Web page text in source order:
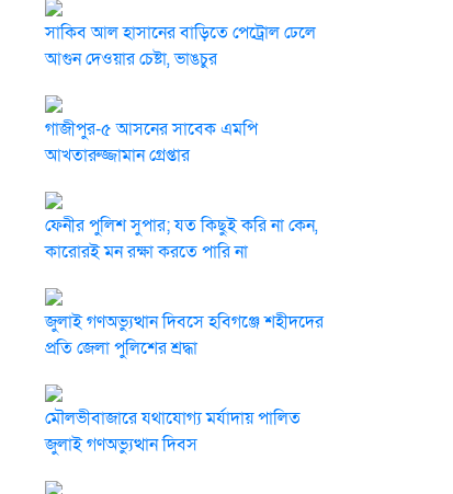
সাকিব আল হাসানের বাড়িতে পেট্রোল ঢেলে
আগুন দেওয়ার চেষ্টা, ভাঙচুর
গাজীপুর-৫ আসনের সাবেক এমপি
আখতারুজ্জামান গ্রেপ্তার
ফেনীর পুলিশ সুপার; যত কিছুই করি না কেন,
কারোরই মন রক্ষা করতে পারি না
জুলাই গণঅভ্যুত্থান দিবসে হবিগঞ্জে শহীদদের
প্রতি জেলা পুলিশের শ্রদ্ধা
মৌলভীবাজারে যথাযোগ্য মর্যাদায় পালিত
জুলাই গণঅভ্যুত্থান দিবস